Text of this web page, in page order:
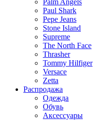
Palm Angels
Paul Shark
Pepe Jeans
Stone Island
Supreme
The North Face
Thrasher
Tommy Hilfiger
Versace
Zetta
Распродажа
Одежда
Обувь
Аксессуары